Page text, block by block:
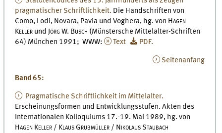
pragmatischer Schriftlichkeit. Die Handschriften von
Como, Lodi, Novara, Pavia und Voghera, hg. von Hagen
Keller und Jörg W. Busch (Münstersche Mittelalter-Schriften
64) München 1991; WWW:
Text PDF.
Seitenanfang
Band 65:
Pragmatische Schriftlichkeit im Mittelalter.
Erscheinungsformen und Entwicklungsstufen. Akten des
Internationalen Kolloquiums 17.-19. Mai 1989, hg. von
Hagen Keller / Klaus Grubmüller / Nikolaus Staubach